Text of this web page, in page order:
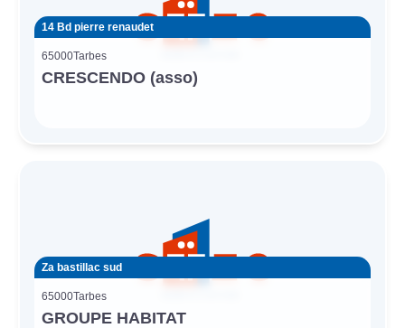
14 Bd pierre renaudet
65000Tarbes
CRESCENDO (asso)
Za bastillac sud
65000Tarbes
GROUPE HABITAT